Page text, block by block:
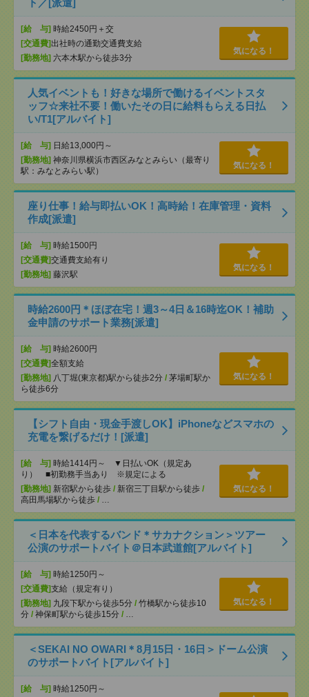
[給 与] 時給2450円＋交
[交通費]出社時の通勤交通費支給
[勤務地] 六本木駅から徒歩3分
気になる！
人気イベントも！好きな場所で働けるイベントスタ
ッフ☆来社不要！働いたその日に給料もらえる日払
い/T1[アルバイト]
[給 与] 日給13,000円～
[勤務地] 神奈川県横浜市西区みなとみらい（最寄り
駅：みなとみらい駅）
気になる！
座り仕事！給与即払いOK！高時給！在庫管理・資料
作成[派遣]
[給 与] 時給1500円
[交通費]交通費支給有り
[勤務地] 藤沢駅
気になる！
時給2600円＊ほぼ在宅！週3～4日＆16時迄OK！補助
金申請のサポート業務[派遣]
[給 与] 時給2600円
[交通費]全額支給
[勤務地] 八丁堀(東京都)駅から徒歩2分 / 茅場町駅か
ら徒歩6分
気になる！
【シフト自由・現金手渡しOK】iPhoneなどスマホの
充電を繋げるだけ！[派遣]
[給 与] 時給1414円～ ▼日払いOK（規定あ
り） ■初勤務手当あり ※規定による
[勤務地] 新宿駅から徒歩 / 新宿三丁目駅から徒歩 /
高田馬場駅から徒歩 /
気になる！
＜日本を代表するバンド＊サカナクション＞ツアー
公演のサポートバイト＠日本武道館[アルバイト]
[給 与] 時給1250円～
[交通費]支給（規定有り）
[勤務地] 九段下駅から徒歩5分 / 竹橋駅から徒歩10
分 / 神保町駅から徒歩15分 /
気になる！
＜SEKAI NO OWARI＊8月15日・16日＞ドーム公演
のサポートバイト[アルバイト]
[給 与] 時給1250円～